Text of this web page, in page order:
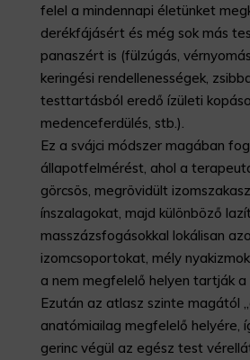
felel a mindennapi életünket
derékfájásért és még sok más
panaszért is (fülzúgás,
keringési rendellenességek,
testtartásból eredő ízületi
medenceferdülés, stb.).
Ez a svájci módszer magában
állapotfelmérést, ahol a
görcsös, megrövidült
ínszalagokat, majd különböző
masszázsfogásokkal lokálisan
izomcsoportokat, mély
a nem megfelelő helyen tartják a
Ezután az atlasz szinte magától
anatómiailag megfelelő helyére,
gerinc végül az egész test